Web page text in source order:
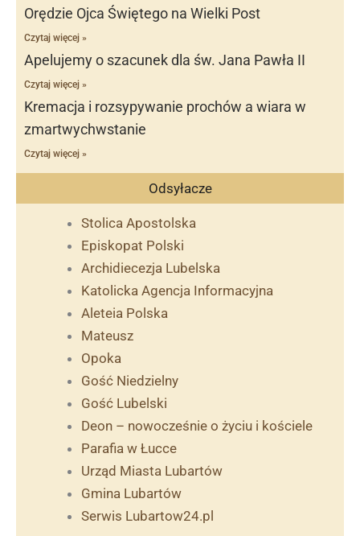
Orędzie Ojca Świętego na Wielki Post
Czytaj więcej »
Apelujemy o szacunek dla św. Jana Pawła II
Czytaj więcej »
Kremacja i rozsypywanie prochów a wiara w
zmartwychwstanie
Czytaj więcej »
Odsyłacze
Stolica Apostolska
Episkopat Polski
Archidiecezja Lubelska
Katolicka Agencja Informacyjna
Aleteia Polska
Mateusz
Opoka
Gość Niedzielny
Gość Lubelski
Deon – nowocześnie o życiu i kościele
Parafia w Łucce
Urząd Miasta Lubartów
Gmina Lubartów
Serwis Lubartow24.pl